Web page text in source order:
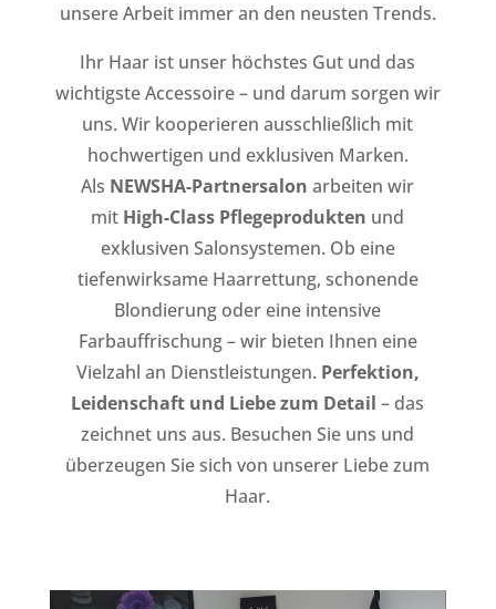
unsere Arbeit immer an den neusten Trends.
Ihr Haar ist unser höchstes Gut und das
wichtigste Accessoire – und darum sorgen wir
uns. Wir kooperieren ausschließlich mit
hochwertigen und exklusiven Marken.
Als NEWSHA-Partnersalon arbeiten wir
mit High-Class Pflegeprodukten und
exklusiven Salonsystemen. Ob eine
tiefenwirksame Haarrettung, schonende
Blondierung oder eine intensive
Farbauffrischung – wir bieten Ihnen eine
Vielzahl an Dienstleistungen. Perfektion,
Leidenschaft und Liebe zum Detail – das
zeichnet uns aus. Besuchen Sie uns und
überzeugen Sie sich von unserer Liebe zum
Haar.